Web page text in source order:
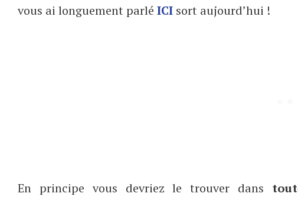
vous ai longuement parlé ICI sort aujourd’hui !
En principe vous devriez le trouver dans